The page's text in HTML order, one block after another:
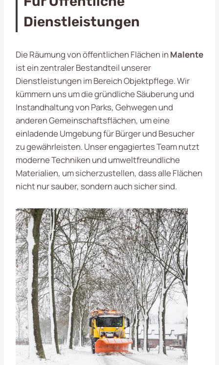
Dienstleistungen
Die Räumung von öffentlichen Flächen in Malente
ist ein zentraler Bestandteil unserer
Dienstleistungen im Bereich Objektpflege. Wir
kümmern uns um die gründliche Säuberung und
Instandhaltung von Parks, Gehwegen und
anderen Gemeinschaftsflächen, um eine
einladende Umgebung für Bürger und Besucher
zu gewährleisten. Unser engagiertes Team nutzt
moderne Techniken und umweltfreundliche
Materialien, um sicherzustellen, dass alle Flächen
nicht nur sauber, sondern auch sicher sind.